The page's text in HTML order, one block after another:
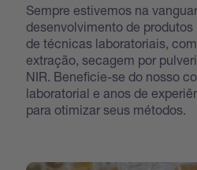
Sempre estivemos na
desenvolvimento de
de técnicas laboratoriais,
extração, secagem por
NIR. Beneficie-se do nosso
laboratorial e anos de
para otimizar seus métodos.